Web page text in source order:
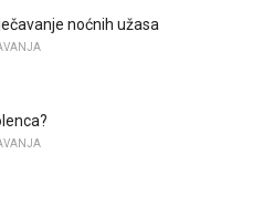
noćnih užasa